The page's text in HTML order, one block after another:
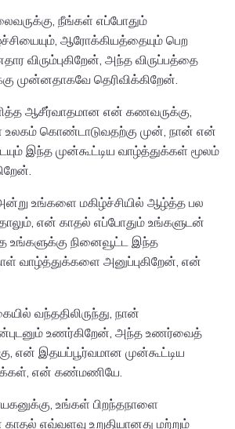
நீங்கள் எப்போதும்
ஆரோக்கியத்தையும் பெற
விரும்புகிறேன், அந்த விருப்பத்தை
முன்னதாகவே தெரிவிக்கிறேன்.
ஆசீர்வாதமான என் கணவருக்கு,
உலகம் கொண்டாடுவதற்கு முன், நான் என்
இந்த முன்கூட்டிய வாழ்த்துக்கள் மூலம்
உங்களை மகிழ்ச்சியில் ஆழ்த்த பல
என் காதல் எப்போதும் உங்களுடன்
உங்களுக்கு நினைவூட்ட இந்த
வாழ்த்துக்களை அனுப்புகிறேன், என்
வந்ததிலிருந்து, நான்
உணர்கிறேன், அந்த உணர்வைத்
என் இதயப்பூர்வமான முன்கூட்டிய
என் கண்மணியே.
உங்கள் பிறந்தநாளை
காதல் எவ்வளவு உறுதியானது மற்றும்